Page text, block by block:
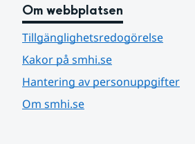
Om webbplatsen
Tillgänglighetsredogörelse
Kakor på smhi.se
Hantering av personuppgifter
Om smhi.se